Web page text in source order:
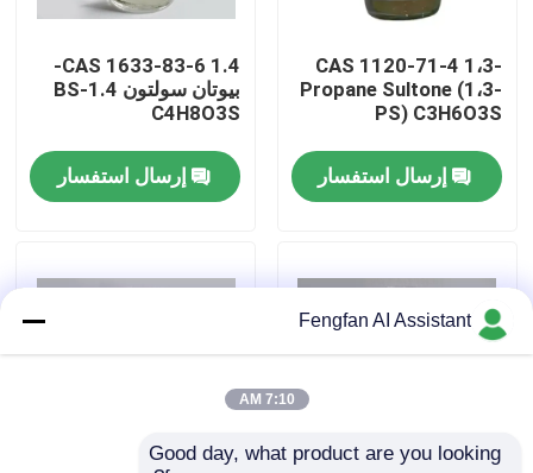
معلومات عنا
جولة في المصنع
ضبط الجودة
أخبار
كيماويات طلاء الزنك
CAS 1120-71-4 1،3-
Propane Sultone (1،3-
PS) C3H6O3S
إرسال استفسار
CAS 1633-83-6 1.4-
بيوتان سولتون 1.4-BS
C4H8O3S
إرسال استفسار
Fengfan AI Assistant
7:10 AM
Good day, what product are you looking